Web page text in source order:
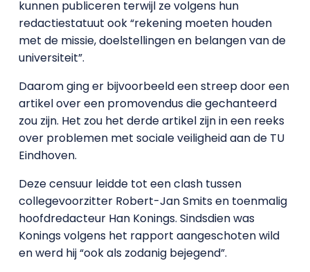
kunnen publiceren terwijl ze volgens hun
redactiestatuut ook “rekening moeten houden
met de missie, doelstellingen en belangen van de
universiteit”.
Daarom ging er bijvoorbeeld een streep door een
artikel over een promovendus die gechanteerd
zou zijn. Het zou het derde artikel zijn in een reeks
over problemen met sociale veiligheid aan de TU
Eindhoven.
Deze censuur leidde tot een clash tussen
collegevoorzitter Robert-Jan Smits en toenmalig
hoofdredacteur Han Konings. Sindsdien was
Konings volgens het rapport aangeschoten wild
en werd hij “ook als zodanig bejegend”.